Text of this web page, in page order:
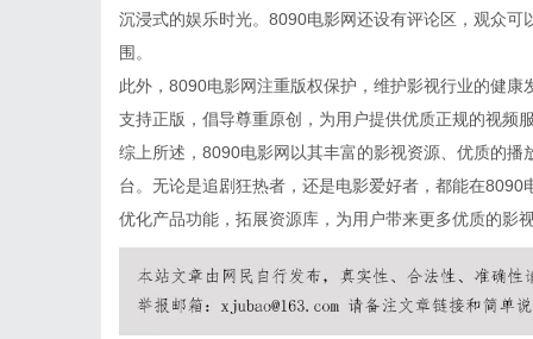
沉浸式的娱乐时光。8090电影网还设有评论区，观众
围。
此外，8090电影网注重版权保护，维护影视行业的健
支持正版，倡导尊重原创，为用户提供优质正规的视频
综上所述，8090电影网以其丰富的影视资源、优质的
台。无论是追剧狂热者，还是电影爱好者，都能在
优化产品功能，拓展资源库，为用户带来更多优质的影